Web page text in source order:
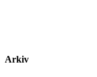
Arkiv